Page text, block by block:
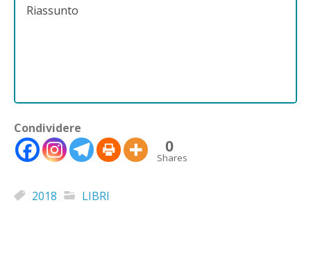
Riassunto
Condividere
0
Shares
2018 LIBRI